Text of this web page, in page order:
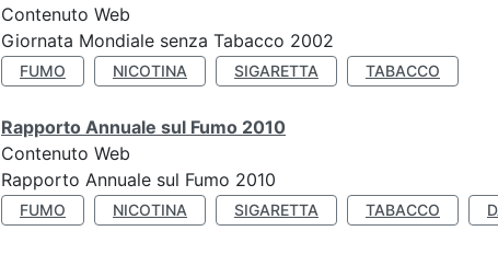
Contenuto Web
Giornata Mondiale senza Tabacco 2002
FUMO NICOTINA SIGARETTA TABACCO
Rapporto Annuale sul Fumo 2010
Contenuto Web
Rapporto Annuale sul Fumo 2010
FUMO NICOTINA SIGARETTA TABACCO